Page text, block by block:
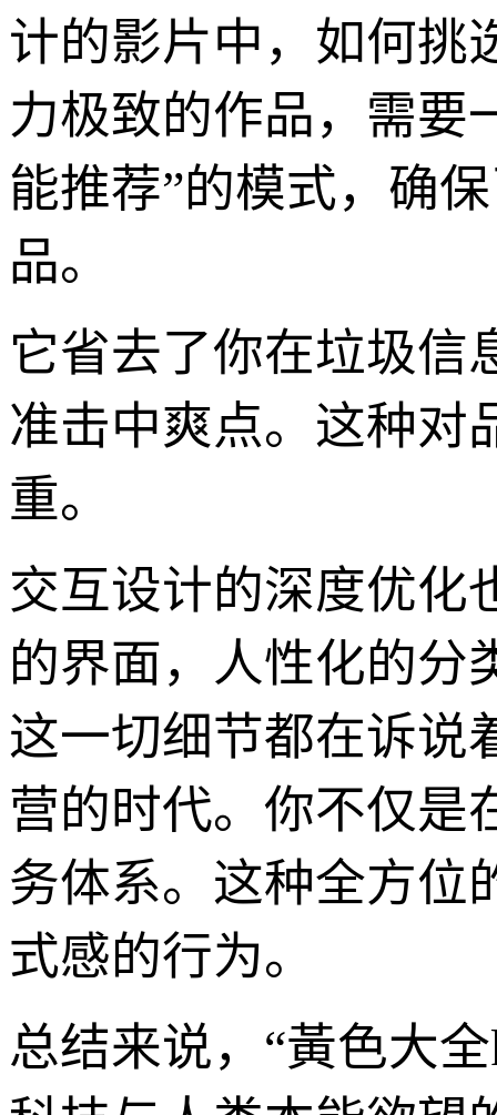
计的影片中，如何挑
力极致的作品，需要
能推荐”的模式，确
品。
它省去了你在垃圾信
准击中爽点。这种对
重。
交互设计的深度优化
的界面，人性化的分
这一切细节都在诉说
营的时代。你不仅是
务体系。这种全方位
式感的行为。
总结来说，“黃色大